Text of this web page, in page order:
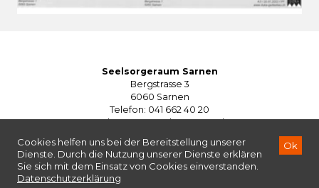
Seelsorgeraum Sarnen
Bergstrasse 3
6060 Sarnen
Telefon: 041 662 40 20
seelsorgeraum@kg-sarnen.ch
©2026Seelsorgeraum Sarnen